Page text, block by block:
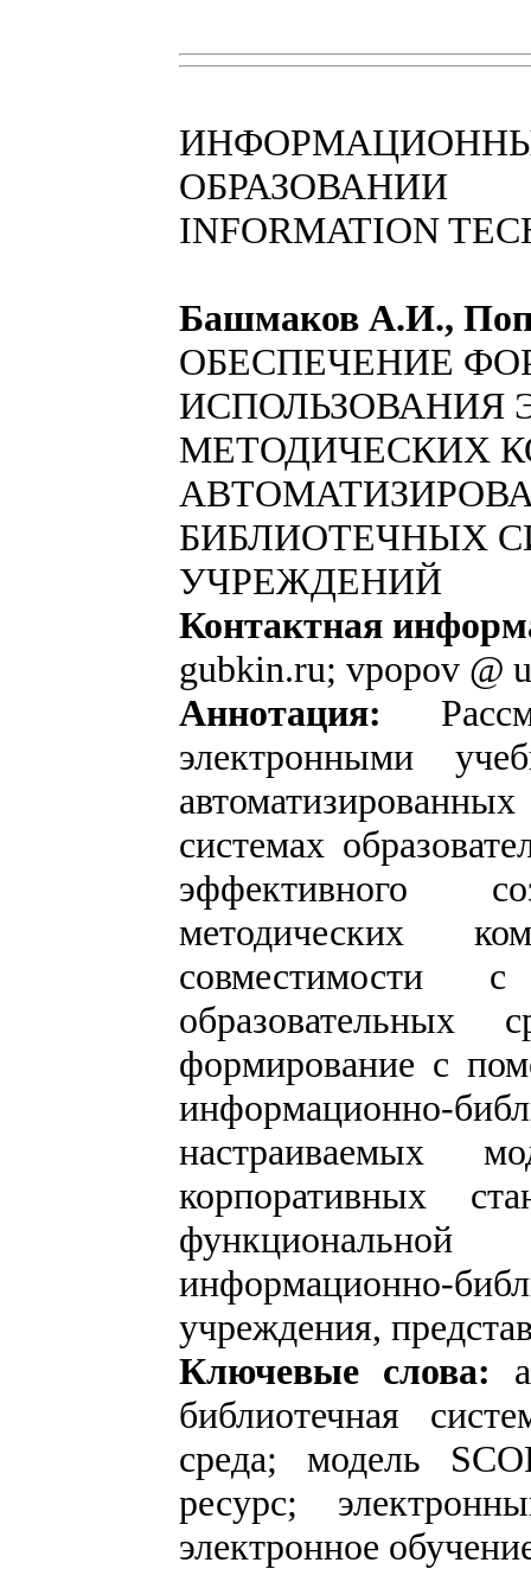
ОБРАЗОВАНИИ
INFORMATION
Башмаков А.И.,
ОБЕСПЕЧЕНИЕ
ИСПОЛЬЗОВАНИЯ
МЕТОДИЧЕСКИХ
БИБЛИОТЕЧНЫХ
УЧРЕЖДЕНИЙ
Контактная
gubkin.ru; vpopov @
Аннотация:
электронными
системах
эффективного
методических
совместимости
образовательных
формирование с
информационно-
настраиваемых
корпоративных
информационно-
учреждения,
Ключевые слова:
библиотечная
среда; модель
ресурс;
электронное